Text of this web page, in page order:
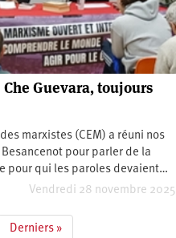
Guevara, toujours
marxistes (CEM) a réuni nos
pour parler de la
pour qui les paroles devaient…
Vendredi 28 novembre 2025
Dernière
Derniers »